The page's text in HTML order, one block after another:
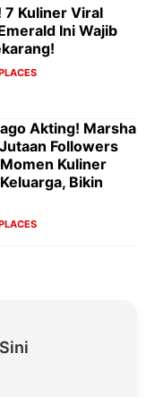
7 Kuliner Viral
Ini Wajib
Akting! Marsha
Followers
Kuliner
Bikin